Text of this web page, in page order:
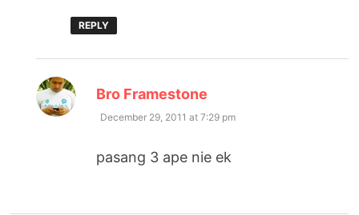
REPLY
Bro Framestone
December 29, 2011 at 7:29 pm
pasang 3 ape nie ek